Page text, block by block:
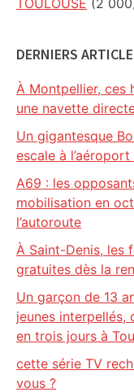
TOULOUSE (2
DERNIERS
À Montpellier, ces
une navette
Un gigantesque
escale à
A69 : les
mobilisation en
l’autoroute
À Saint-Denis, les
gratuites dès la
Un garçon de 13
jeunes interpellés,
en trois jours à
cette série TV
vous ?